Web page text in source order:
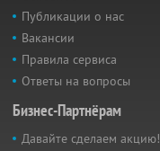
Публикации о нас
Вакансии
Правила сервиса
Ответы на вопросы
Бизнес-Партнёрам
Давайте сделаем акцию!